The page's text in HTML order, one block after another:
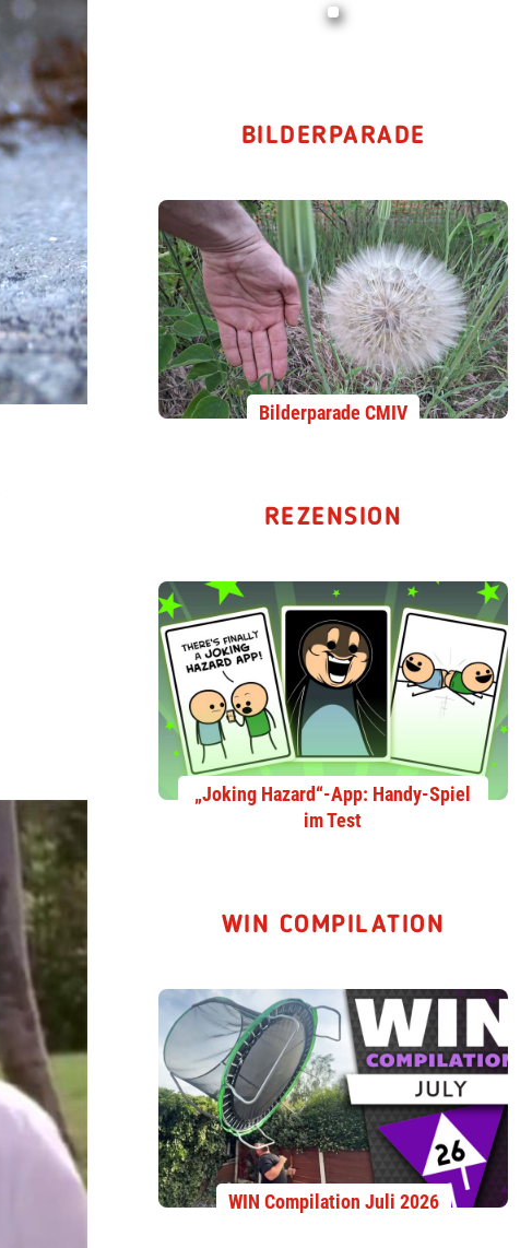
BILDERPARADE
Bilderparade CMIV
REZENSION
„Joking Hazard“-App: Handy-Spiel
im Test
WIN COMPILATION
WIN Compilation Juli 2026